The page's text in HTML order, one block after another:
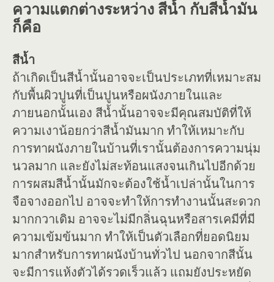
ความแตกต่างระหว่าง สีน้ำ กับสีน้ำมัน
ก็คือ
สีน้ำ
ถ้าเกิดเป็นสีน้ำนั้นอาจจะเป็นประเภทที่เหมาะสม
กับพื้นผิวปูนที่เป็นปูนหรือผนังภายในและ
ภายนอกนั้นเอง สีน้ำนั้นอาจจะมีคุณสมบัติที่ให้
ความเงาน้อยกว่าสีน้ำมันมาก ทำให้เหมาะกับ
การทาผนังภายในบ้านที่เรานั้นต้องการความนุ่ม
นวลมาก และยังไม่สะท้อนแสงจนเกินไปอีกด้วย
การผสมสีน้ำนั้นมักจะต้องใช้น้ำเปล่านั้นในการ
จือจางออกไป อาจจะทำให้การทำงานนั้นสะดวก
มากกวาเดิม อาจจะไม่มีกลิ่นฉุนหรือสารเคมีที่มี
ความเข้มข้นมาก ทำให้เป็นตัวเลือกที่ยอดนิยม
มากสำหรับการทาผนังบ้านทั่วไป นอกจากสีนั้น
จะมีการแห้งตัวได้รวดเร็วแล้ว แถมยังประหยัด